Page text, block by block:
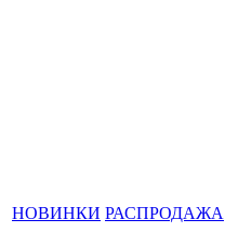
НОВИНКИ РАСПРОДАЖА